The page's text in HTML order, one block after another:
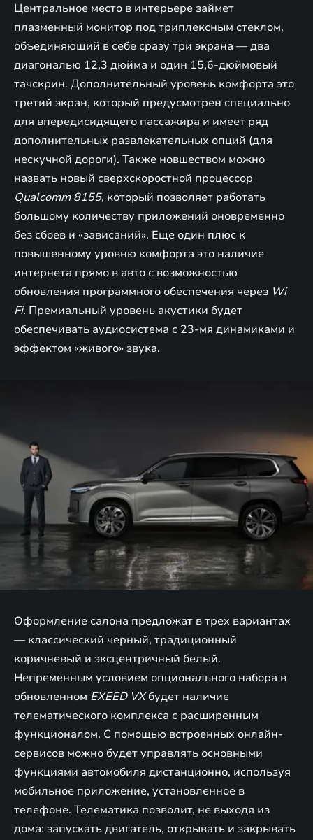
Центральное место в интерьере займет
плазменный монитор под триплексным стеклом,
объединяющий в себе сразу три экрана — два
диагональю 12,3 дюйма и один 15,6-дюймовый
тачскрин. Дополнительный уровень комфорта это
третий экран, который предусмотрен специально
для впередисидящего пассажира и имеет ряд
дополнительных развлекательных опций (для
нескучной дороги). Также новшеством можно
назвать новый сверхскоростной процессор
Qualcomm 8155, который позволяет работать
большому количеству приложений оновременно
без сбоев и «зависаний». Еще один плюс к
повышенному уровню комфорта это наличие
интернета прямо в авто с возможностью
обновления программного обеспечения через Wi
Fi. Премиальный уровень акустики будет
обеспечивать аудиосистема с 23-мя динамиками и
эффектом «живого» звука.
Оформление салона предложат в трех вариантах
— классический черный, традиционный
коричневый и эксцентричный белый.
Непременным условием опционального набора в
обновленном EXEED VXбудет наличие
телематического комплекса с расширенным
функционалом. С помощью встроенных онлайн-
сервисов можно будет управлять основными
функциями автомобиля дистанционно, используя
мобильное приложение, установленное в
телефоне. Телематика позволит, не выходя из
дома: запускать двигатель, открывать и закрывать